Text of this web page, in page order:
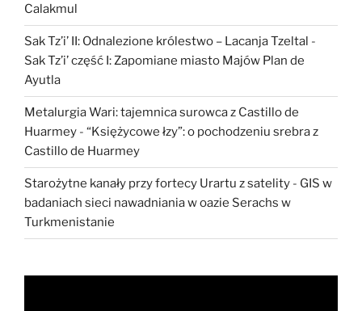
Calakmul
Sak Tz’i’ II: Odnalezione królestwo – Lacanja Tzeltal -
Sak Tz’i’ część I: Zapomiane miasto Majów Plan de
Ayutla
Metalurgia Wari: tajemnica surowca z Castillo de
Huarmey - “Księżycowe łzy”: o pochodzeniu srebra z
Castillo de Huarmey
Starożytne kanały przy fortecy Urartu z satelity - GIS w
badaniach sieci nawadniania w oazie Serachs w
Turkmenistanie